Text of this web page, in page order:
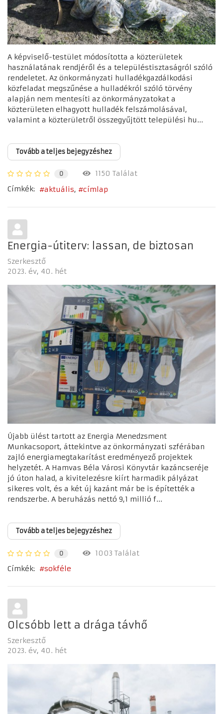
A képviselő-testület módosította a közterületek
használatának rendjéről és a településtisztaságról szóló
rendeletet. Az önkormányzati hulladékgazdálkodási
közfeladat megszűnése a hulladékról szóló törvény
alapján nem mentesíti az önkormányzatokat a
közterületen elhagyott hulladék felszámolásával,
valamint a közterületről összegyűjtött települési hu...
Tovább a teljes bejegyzéshez
0
1150 Találat
Címkék:
aktuális címlap
Energia-útiterv: lassan, de biztosan
Szerkesztő
2023. év 40. hét
Újabb ülést tartott az Energia Menedzsment
Munkacsoport, áttekintve az önkormányzati szférában
zajló energiamegtakarítást eredményező projektek
helyzetét. A Hamvas Béla Városi Könyvtár kazáncseréje
jó úton halad, a kivitelezésre kiírt harmadik pályázat
sikeres volt, és a két új kazánt már be is építették a
rendszerbe. A beruházás nettó 9,1 millió f...
Tovább a teljes bejegyzéshez
0
1003 Találat
Címkék:
sokféle
Olcsóbb lett a drága távhő
Szerkesztő
2023. év 40. hét